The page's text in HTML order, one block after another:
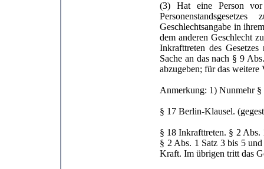
(3) Hat eine Person
Geschlechtsangabe in
dem anderen Geschlecht
Inkrafttreten des
Sache an das nach § 9
abzugeben; für das weitere
Anmerkung: 1) Nunmehr §
§ 17 Berlin-Klausel.
§ 18 Inkrafttreten. § 2 Abs.
§ 2 Abs. 1 Satz 3 bis 5
Kraft. Im übrigen tritt das